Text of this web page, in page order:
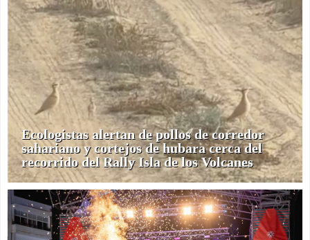
Ecologistas alertan de pollos de corredor
sahariano y cortejos de hubara cerca del
recorrido del Rally Isla de los Volcanes